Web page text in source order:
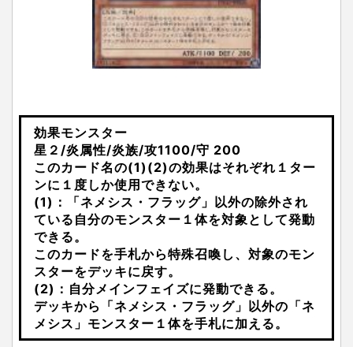
効果モンスター
星２/炎属性/炎族/攻1100/守 200
このカード名の(1)(2)の効果はそれぞれ１ター
ンに１度しか使用できない。
(1)：「ネメシス・フラッグ」以外の除外され
ている自分のモンスター１体を対象として発動
できる。
このカードを手札から特殊召喚し、対象のモン
スターをデッキに戻す。
(2)：自分メインフェイズに発動できる。
デッキから「ネメシス・フラッグ」以外の「ネ
メシス」モンスター１体を手札に加える。